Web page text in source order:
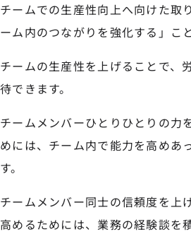
チームでの生産性向上へ向けた取
ーム内のつながりを強化する」こと
チームの生産性を上げることで、
待できます。
チームメンバーひとりひとりの力
めには、チーム内で能力を高めあ
す。
チームメンバー同士の信頼度を上
高めるためには、業務の経験談を